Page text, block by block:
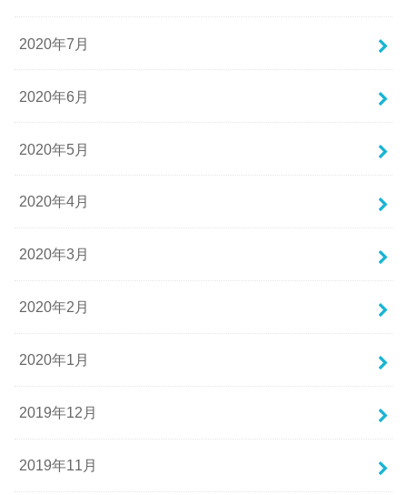
2020年7月
2020年6月
2020年5月
2020年4月
2020年3月
2020年2月
2020年1月
2019年12月
2019年11月